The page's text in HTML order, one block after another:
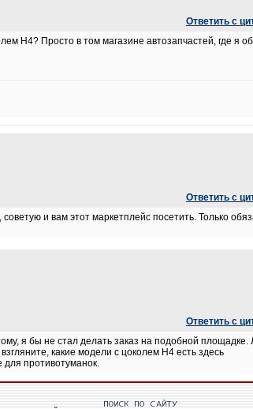
Ответить с
H4? Просто в том магазине автозапчастей, где я
Ответить с
и вам этот маркетплейс посетить. Только
Ответить с
я бы не стал делать заказ на подобной
какие модели с цоколем H4 есть здесь
противотуманок.